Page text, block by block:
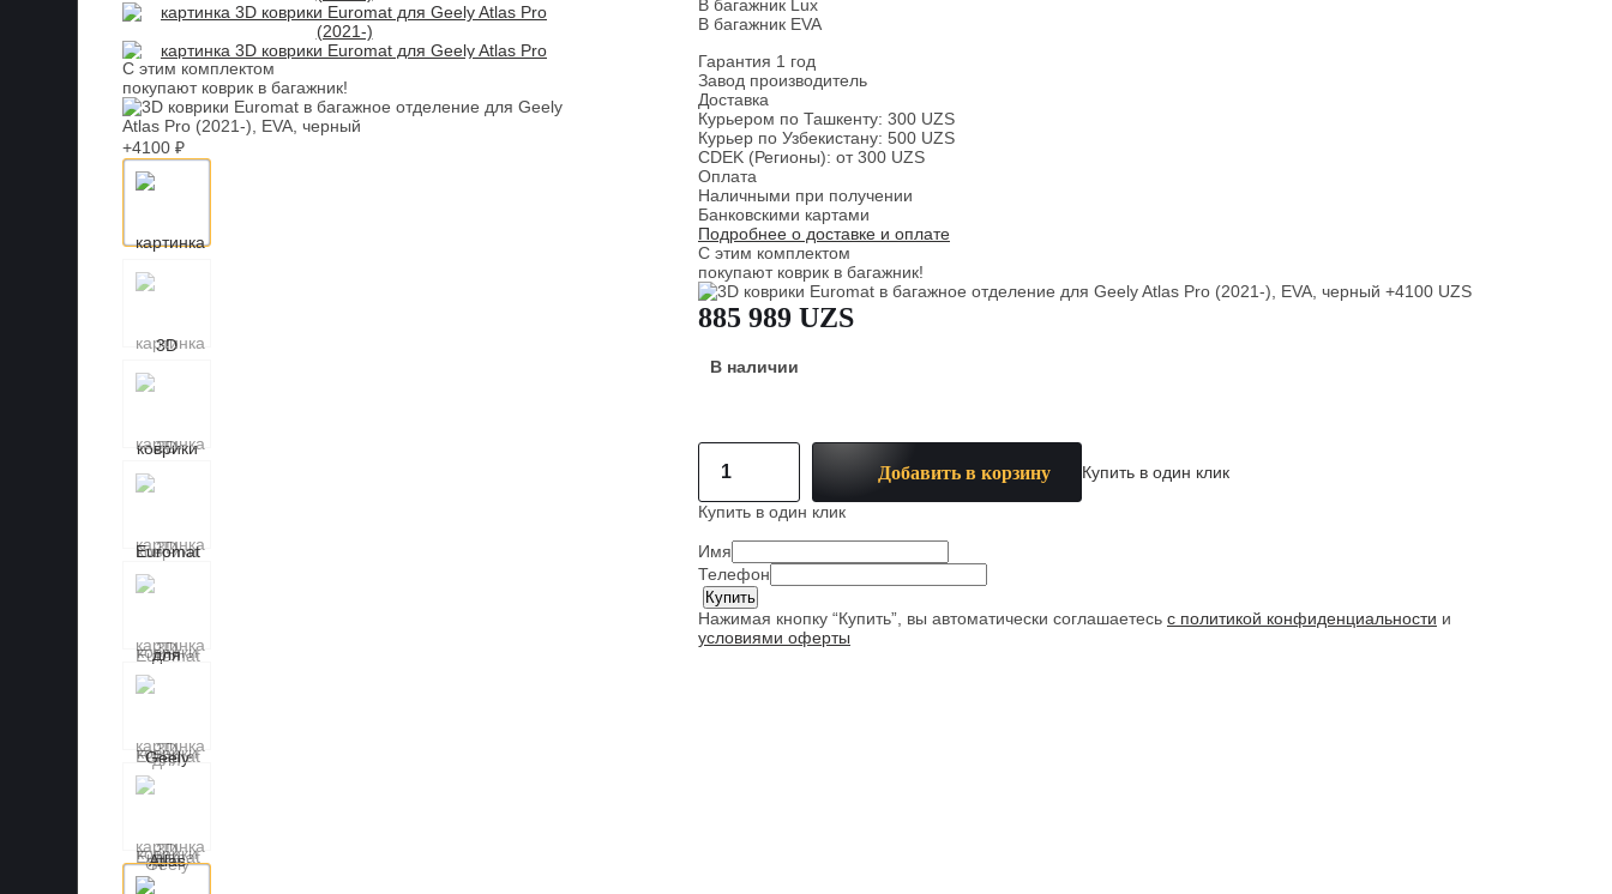
С этим комплектом
покупают коврик в багажник!
+4100 ₽
В багажник Lux
В багажник EVA
Гарантия 1 год
Завод производитель
Доставка
Курьером по Ташкенту: 300 UZS
Курьер по Узбекистану: 500 UZS
CDEK (Регионы): от 300 UZS
Оплата
Наличными при получении
Банковскими картами
Подробнее о доставке и оплате
С этим комплектом
покупают коврик в багажник!
+4100 UZS
885 989 UZS
В наличии
Добавить в корзину Купить в один клик
Купить в один клик
Имя
Телефон
Нажимая кнопку “Купить”, вы автоматически соглашаетесь с политикой конфиденциальности и
условиями оферты